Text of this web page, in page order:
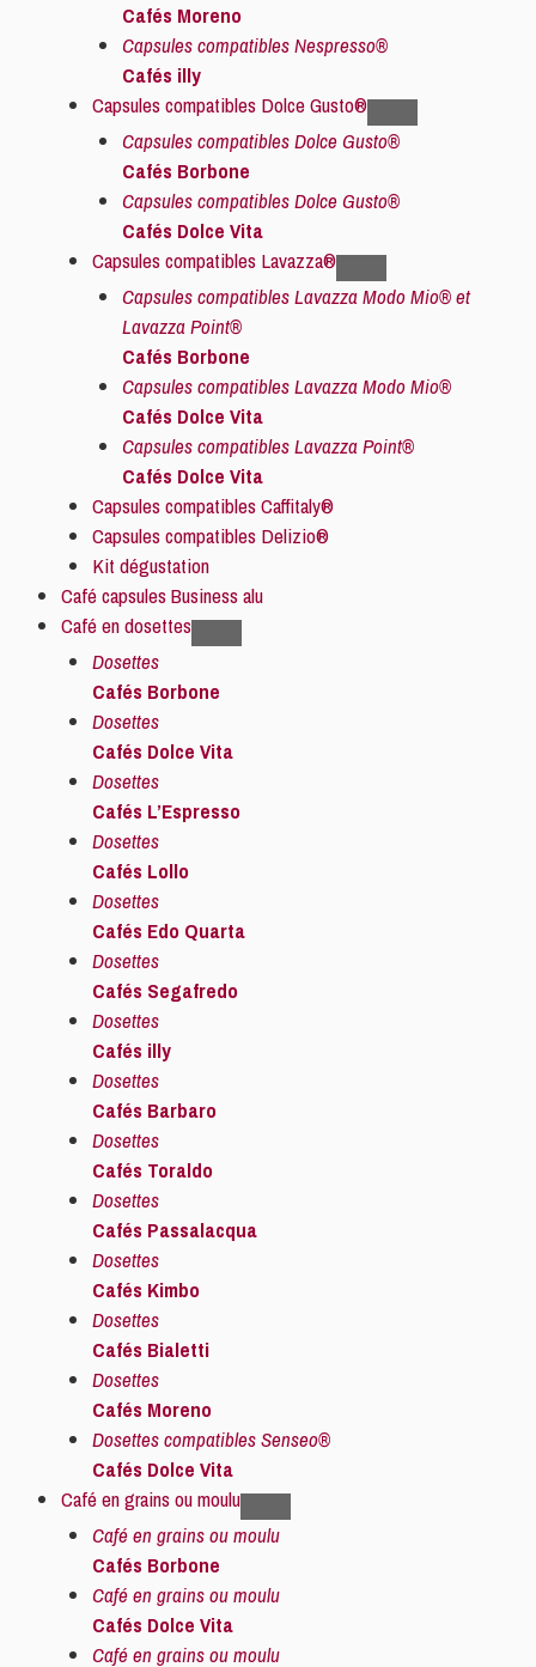
Cafés Moreno
Capsules compatibles Nespresso®
Cafés illy
Capsules compatibles Dolce Gusto®
Capsules compatibles Dolce Gusto®
Cafés Borbone
Capsules compatibles Dolce Gusto®
Cafés Dolce Vita
Capsules compatibles Lavazza®
Capsules compatibles Lavazza Modo Mio® et
Lavazza Point®
Cafés Borbone
Capsules compatibles Lavazza Modo Mio®
Cafés Dolce Vita
Capsules compatibles Lavazza Point®
Cafés Dolce Vita
Capsules compatibles Caffitaly®
Capsules compatibles Delizio®
Kit dégustation
Café capsules Business alu
Café en dosettes
Dosettes
Cafés Borbone
Dosettes
Cafés Dolce Vita
Dosettes
Cafés L’Espresso
Dosettes
Cafés Lollo
Dosettes
Cafés Edo Quarta
Dosettes
Cafés Segafredo
Dosettes
Cafés illy
Dosettes
Cafés Barbaro
Dosettes
Cafés Toraldo
Dosettes
Cafés Passalacqua
Dosettes
Cafés Kimbo
Dosettes
Cafés Bialetti
Dosettes
Cafés Moreno
Dosettes compatibles Senseo®
Cafés Dolce Vita
Café en grains ou moulu
Café en grains ou moulu
Cafés Borbone
Café en grains ou moulu
Cafés Dolce Vita
Café en grains ou moulu